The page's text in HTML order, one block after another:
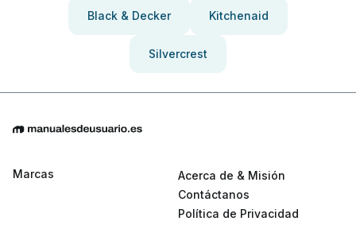
Black & Decker Kitchenaid
Silvercrest
Marcas
Acerca de & Misión
Contáctanos
Política de Privacidad